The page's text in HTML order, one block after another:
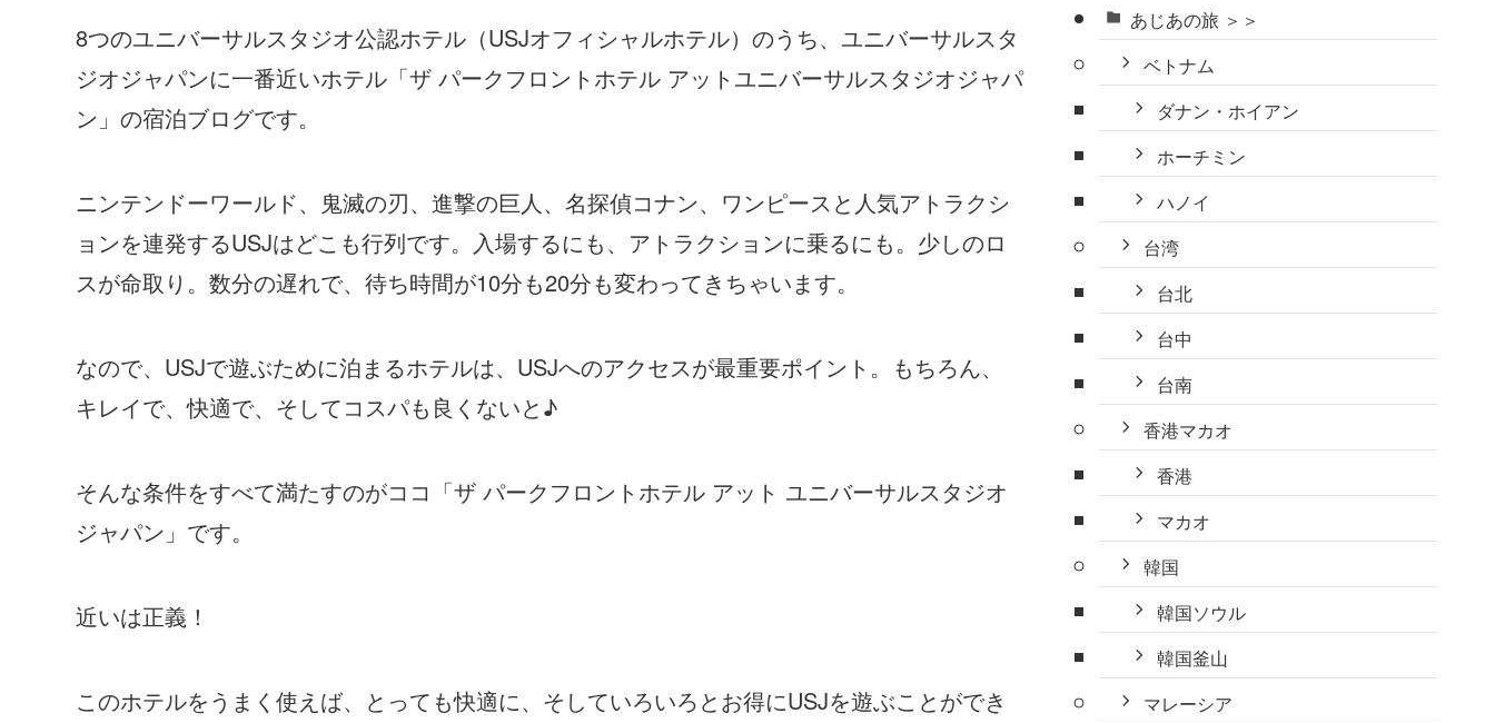
8つのユニバーサルスタジオ公認ホテル（USJオフィシャルホテル）のうち、ユニバーサルスタ
ジオジャパンに一番近いホテル「ザ パークフロントホテル アットユニバーサルスタジオジャパ
ン」の宿泊ブログです。
ニンテンドーワールド、鬼滅の刃、進撃の巨人、名探偵コナン、ワンピースと人気アトラクシ
ョンを連発するUSJはどこも行列です。入場するにも、アトラクションに乗るにも。少しのロ
スが命取り。数分の遅れで、待ち時間が10分も20分も変わってきちゃいます。
なので、USJで遊ぶために泊まるホテルは、USJへのアクセスが最重要ポイント。もちろん、
キレイで、快適で、そしてコスパも良くないと♪
そんな条件をすべて満たすのがココ「ザ パークフロントホテル アット ユニバーサルスタジオ
ジャパン」です。
近いは正義！
このホテルをうまく使えば、とっても快適に、そしていろいろとお得にUSJを遊ぶことができ
あじあの旅 ＞＞
ベトナム
ダナン・ホイアン
ホーチミン
ハノイ
台湾
台北
台中
台南
香港マカオ
香港
マカオ
韓国
韓国ソウル
韓国釜山
マレーシア